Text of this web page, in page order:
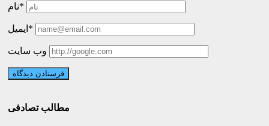
نام*
ایمیل*
وب سایت
مطالب تصادفی